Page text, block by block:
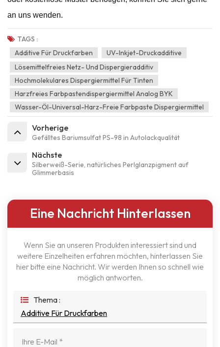
an uns wenden.
TAGS :
Additive Für Druckfarben
UV-Inkjet-Druckadditive
Lösemittelfreies Netz- Und Dispergieradditiv
Hochmolekulares Dispergiermittel Für Tinten
Harzfreies Farbpastendispergiermittel Analog BYK
Wasser-Öl-Universal-Harz-Freie Farbpaste Dispergiermittel
Vorherige
Gefälltes Bariumsulfat PS-98 in Autolackqualität
Nächste
Silberweiß-Serie, natürliches Perlglanzpigment auf
Glimmerbasis
Eine Nachricht Hinterlassen
Wenn Sie an unseren Produkten interessiert sind und
weitere Einzelheiten erfahren möchten, hinterlassen Sie
hier bitte eine Nachricht. Wir werden Ihnen so schnell wie
möglich antworten.
Thema :
Additive Für Druckfarben